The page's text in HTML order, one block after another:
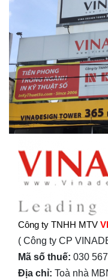
Công ty TNHH MTV
( Công ty CP
Mã số thuế: 030
Địa chỉ: Toà nhà